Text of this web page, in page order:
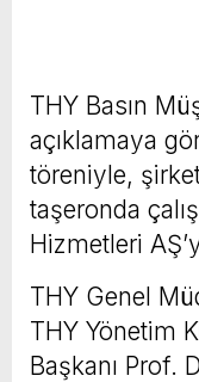
THY Basın
açıklamaya
töreniyle,
taşeronda
Hizmetleri
THY Genel
THY Yönetim
Başkanı Prof.